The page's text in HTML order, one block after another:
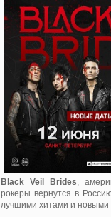
Black Veil Brides ,
рокеры вернутся в
лучшими хитами и новыми